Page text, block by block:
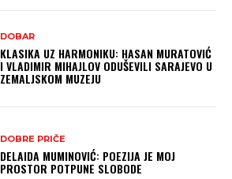
DOBAR
KLASIKA UZ HARMONIKU: HASAN MURATOVIĆ
I VLADIMIR MIHAJLOV ODUŠEVILI SARAJEVO U
ZEMALJSKOM MUZEJU
DOBRE PRIČE
DELAIDA MUMINOVIĆ: POEZIJA JE MOJ
PROSTOR POTPUNE SLOBODE